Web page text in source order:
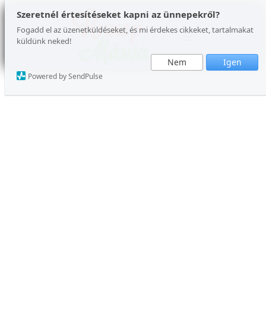
Szeretnél értesítéseket kapni az ünnepekről?
Fogadd el az üzenetküldéseket, és mi érdekes cikkeket, tartalmakat
küldünk neked!
Nem Igen
Powered by SendPulse
Ugrás
tartalomhoz